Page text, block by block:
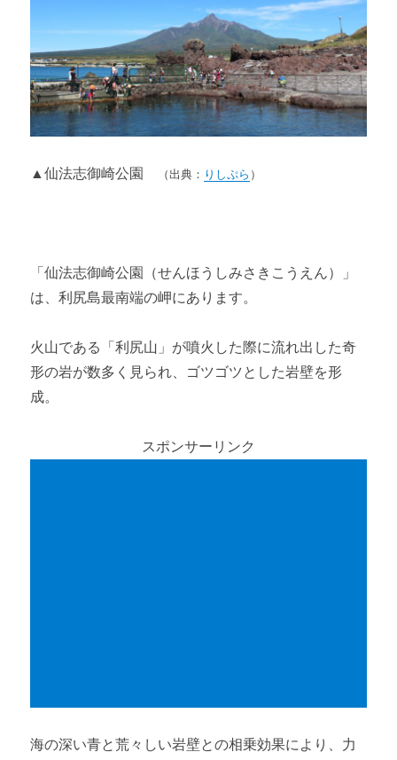
▲仙法志御崎公園 （出典： りしぷら ）
「仙法志御崎公園（せんほうしみさきこうえん）」
は、利尻島最南端の岬にあります。
火山である「利尻山」が噴火した際に流れ出した奇
形の岩が数多く見られ、ゴツゴツとした岩壁を形
成。
スポンサーリンク
海の深い青と荒々しい岩壁との相乗効果により、力